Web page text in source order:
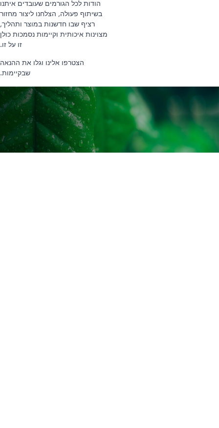
הודות לכל הגורמים שעובדים איתנו
בשיתוף פעולה, הצלחנו ליצור מחזור
רציף שבו חדשנות במוצר ותהליך,
מצוינות איכותית וקיימות נסמכות כולן
זו על זו.
הצטרפו אלינו וגלו את ההנאה
שבקיימות.